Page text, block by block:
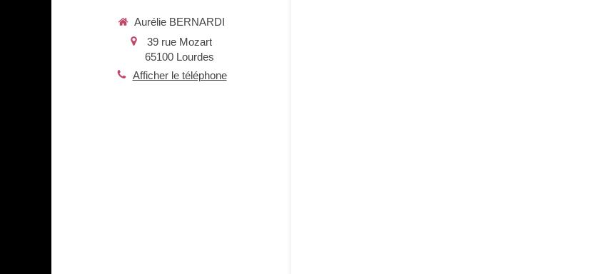
Aurélie BERNARDI
39 rue Mozart
65100 Lourdes
Afficher le téléphone